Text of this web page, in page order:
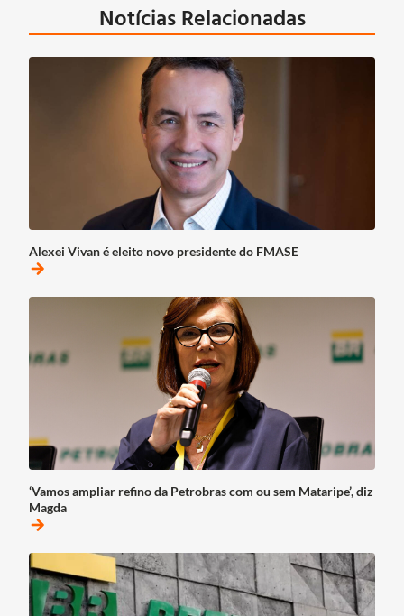
Notícias Relacionadas
Alexei Vivan é eleito novo presidente do FMASE
arrow_forward
‘Vamos ampliar refino da Petrobras com ou sem Mataripe’, diz
Magda
arrow_forward